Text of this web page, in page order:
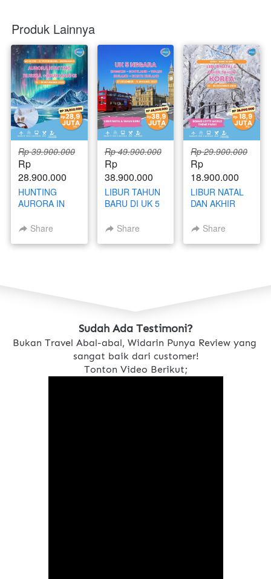
Produk Lainnya
Rp 39.900.000
Rp
28.900.000
HUNTING
AURORA IN
NOVEMBER
Share
Rp 49.900.000
Rp
38.900.000
LIBUR TAHUN
BARU DI UK 5
(ENGLAND -
WALES -
Share
Rp 29.900.000
Rp
18.900.000
LIBUR NATAL
DAN AKHIR
KOREA 23 - 28
2026
Share
Sudah Ada Testimoni?
Bukan Travel Abal-abal, Widarin Punya Review yang
sangat baik dari customer!
Tonton Video Berikut;